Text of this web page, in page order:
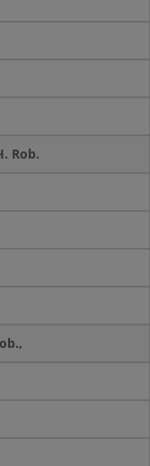
Rob.